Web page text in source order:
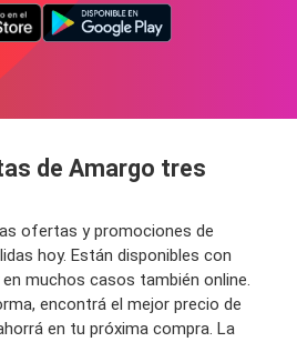
de Amargo tres
ofertas y promociones de
hoy. Están disponibles con
muchos casos también online.
encontrá el mejor precio de
en tu próxima compra. La